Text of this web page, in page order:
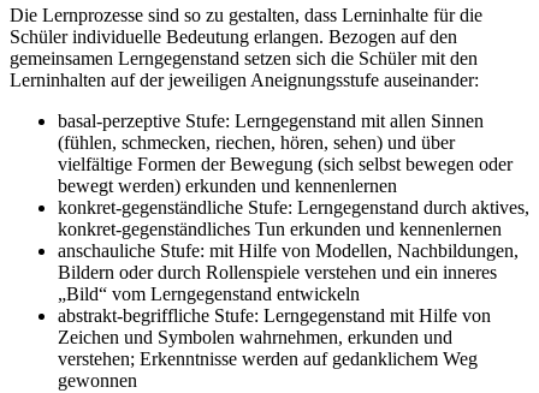
Die Lernprozesse sind so zu gestalten, dass Lerninhalte für die
Schüler individuelle Bedeutung erlangen. Bezogen auf den
gemeinsamen Lerngegenstand setzen sich die Schüler mit den
Lerninhalten auf der jeweiligen Aneignungsstufe auseinander:
basal-perzeptive Stufe: Lerngegenstand mit allen Sinnen
(fühlen, schmecken, riechen, hören, sehen) und über
vielfältige Formen der Bewegung (sich selbst bewegen oder
bewegt werden) erkunden und kennenlernen
konkret-gegenständliche Stufe: Lerngegenstand durch aktives,
konkret-gegenständliches Tun erkunden und kennenlernen
anschauliche Stufe: mit Hilfe von Modellen, Nachbildungen,
Bildern oder durch Rollenspiele verstehen und ein inneres
„Bild“ vom Lerngegenstand entwickeln
abstrakt-begriffliche Stufe: Lerngegenstand mit Hilfe von
Zeichen und Symbolen wahrnehmen, erkunden und
verstehen; Erkenntnisse werden auf gedanklichem Weg
gewonnen